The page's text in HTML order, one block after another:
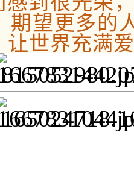
期望更多的
让世界充满